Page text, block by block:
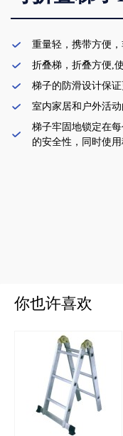
 重量轻，携带方便，
 折叠梯，折叠方便,
 梯子的防滑设计保证
 室内家居和户外活动

梯子牢固地锁定在
的安全性，同时使
你也许喜欢
你也许喜欢